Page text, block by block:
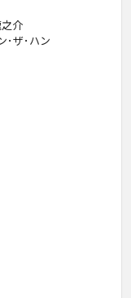
介
･ザ･ハン